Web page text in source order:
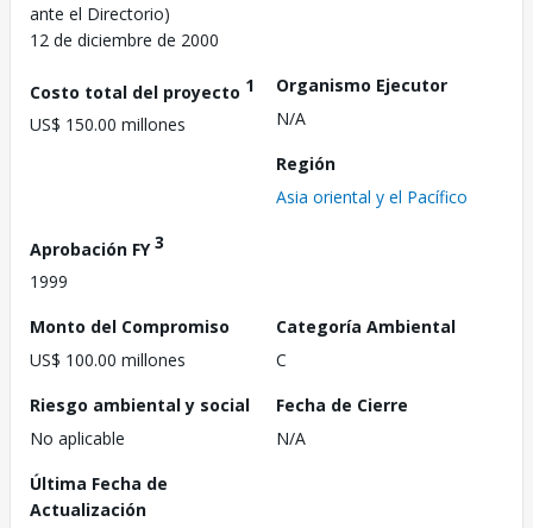
ante el Directorio)
12 de diciembre de 2000
Costo total del proyecto 1
US$ 150.00 millones
Organismo Ejecutor
N/A
Región
Asia oriental y el Pacífico
Aprobación FY3
1999
Monto del Compromiso
US$ 100.00 millones
Categoría Ambiental
C
Riesgo ambiental y social
No aplicable
Fecha de Cierre
N/A
Última Fecha de
Actualización